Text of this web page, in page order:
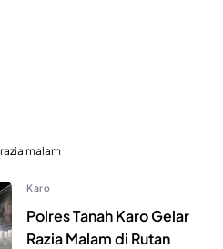
razia malam
Karo
Polres Tanah Karo Gelar
Razia Malam di Rutan